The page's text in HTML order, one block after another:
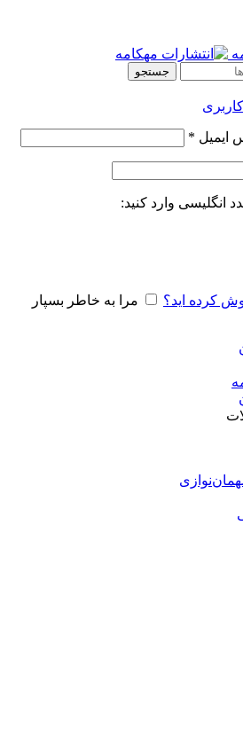
جستجو
ایمیل *
انگلیسی وارد کنید:
کرده اید؟ مرا به خاطر بسپار